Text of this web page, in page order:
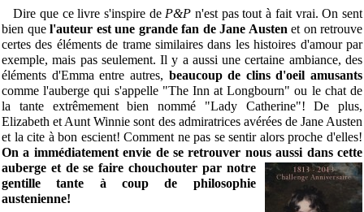
Dire que ce livre s'inspire de P&P n'est pas tout à fait vrai. On sent
bien que l'auteur est une grande fan de Jane Austen et on retrouve
certes des éléments de trame similaires dans les histoires d'amour par
exemple, mais pas seulement. Il y a aussi une certaine ambiance, des
éléments d'Emma entre autres, beaucoup de clins d'oeil amusants
comme l'auberge qui s'appelle "The Inn at Longbourn" ou le chat de
la tante extrêmement bien nommé "Lady Catherine"! De plus,
Elizabeth et Aunt Winnie sont des admiratrices avérées de Jane Austen
et la cite à bon escient! Comment ne pas se sentir alors proche d'elles!
On a immédiatement envie de se retrouver nous aussi dans cette
auberge et de se fairechouchouter par notre
gentille tante à coup de philosophie
austenienne!